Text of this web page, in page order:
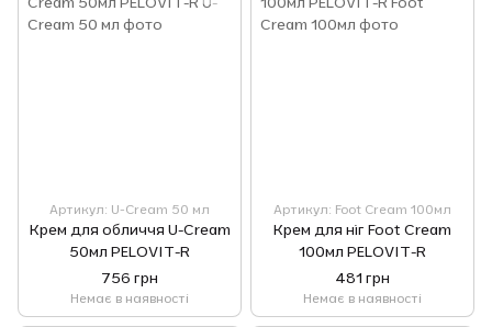
Артикул: U-Cream 50 мл
Крем для обличчя U-Cream
50мл PELOVIT-R
756 грн
Немає в наявності
Артикул: Foot Cream 100мл
Крем для ніг Foot Cream
100мл PELOVIT-R
481 грн
Немає в наявності